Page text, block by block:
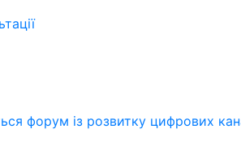
форум із розвитку цифрових